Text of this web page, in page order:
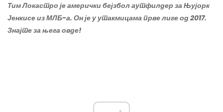
Тим Локастро је амерички бејзбол аутфилдер за Њујорк
Јенкисе из МЛБ-а. Он је у утакмицама прве лиге од 2017.
Знајте за њега овде!